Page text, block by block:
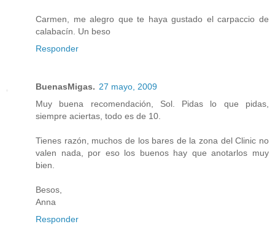
Carmen, me alegro que te haya gustado el carpaccio de
calabacín. Un beso
Responder
BuenasMigas. 27 mayo, 2009
Muy buena recomendación, Sol. Pidas lo que pidas,
siempre aciertas, todo es de 10.
Tienes razón, muchos de los bares de la zona del Clinic no
valen nada, por eso los buenos hay que anotarlos muy
bien.
Besos,
Anna
Responder